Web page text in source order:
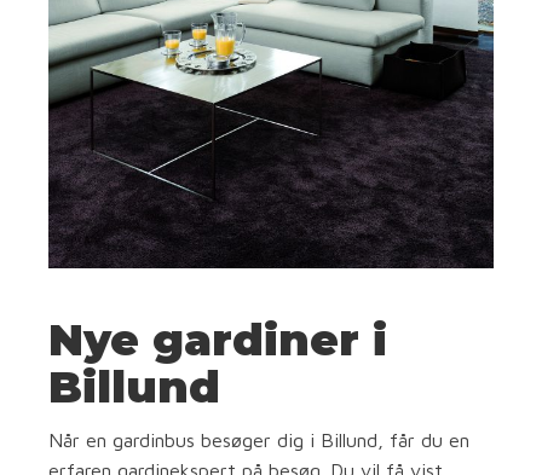
Nye gardiner i
Billund
Når en gardinbus besøger dig i Billund, får du en
erfaren gardinekspert på besøg. Du vil få vist